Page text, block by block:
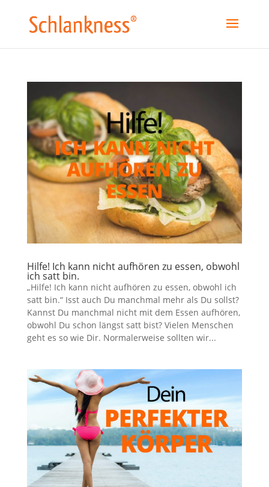
Hilfe! Ich kann nicht aufhören zu essen, obwohl
ich satt bin.
„Hilfe! Ich kann nicht aufhören zu essen, obwohl ich
satt bin.“ Isst auch Du manchmal mehr als Du sollst?
Kannst Du manchmal nicht mit dem Essen aufhören,
obwohl Du schon längst satt bist? Vielen Menschen
geht es so wie Dir. Normalerweise sollten wir...